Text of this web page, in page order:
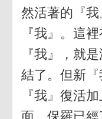
然活著的『
『我』。這
『我』，就
結了。但新
『我』復活